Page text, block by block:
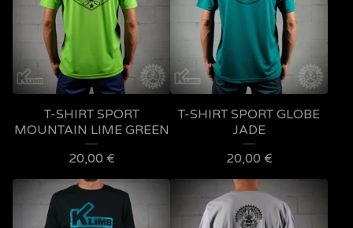
T-SHIRT SPORT
MOUNTAIN LIME GREEN
20,00 €
T-SHIRT SPORT GLOBE
JADE
20,00 €